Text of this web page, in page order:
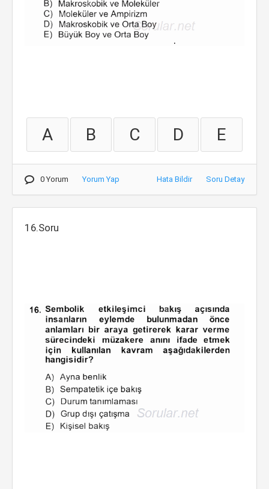
A B C D E
0 Yorum Yorum Yap Hata Bildir Soru Detay
16.Soru